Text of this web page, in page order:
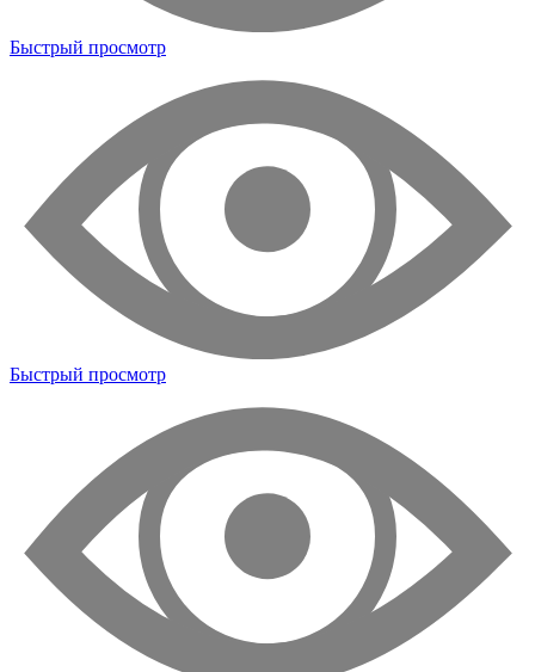
Быстрый просмотр
Быстрый просмотр